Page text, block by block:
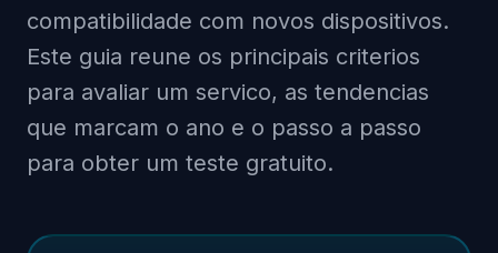
compatibilidade com novos dispositivos.
Este guia reune os principais criterios
para avaliar um servico, as tendencias
que marcam o ano e o passo a passo
para obter um teste gratuito.